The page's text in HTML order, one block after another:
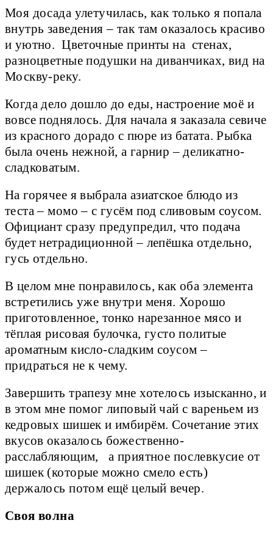
Моя досада улетучилась, как только я попала
внутрь заведения – так там оказалось красиво
и уютно. Цветочные принты на стенах,
разноцветные подушки на диванчиках, вид на
Москву-реку.
Когда дело дошло до еды, настроение моё и
вовсе поднялось. Для начала я заказала севиче
из красного дорадо с пюре из батата. Рыбка
была очень нежной, а гарнир – деликатно-
сладковатым.
На горячее я выбрала азиатское блюдо из
теста – момо – с гусём под сливовым соусом.
Официант сразу предупредил, что подача
будет нетрадиционной – лепёшка отдельно,
гусь отдельно.
В целом мне понравилось, как оба элемента
встретились уже внутри меня. Хорошо
приготовленное, тонко нарезанное мясо и
тёплая рисовая булочка, густо политые
ароматным кисло-сладким соусом –
придраться не к чему.
Завершить трапезу мне хотелось изысканно, и
в этом мне помог липовый чай с вареньем из
кедровых шишек и имбирём. Сочетание этих
вкусов оказалось божественно-
расслабляющим, а приятное послевкусие от
шишек (которые можно смело есть)
держалось потом ещё целый вечер.
Своя волна